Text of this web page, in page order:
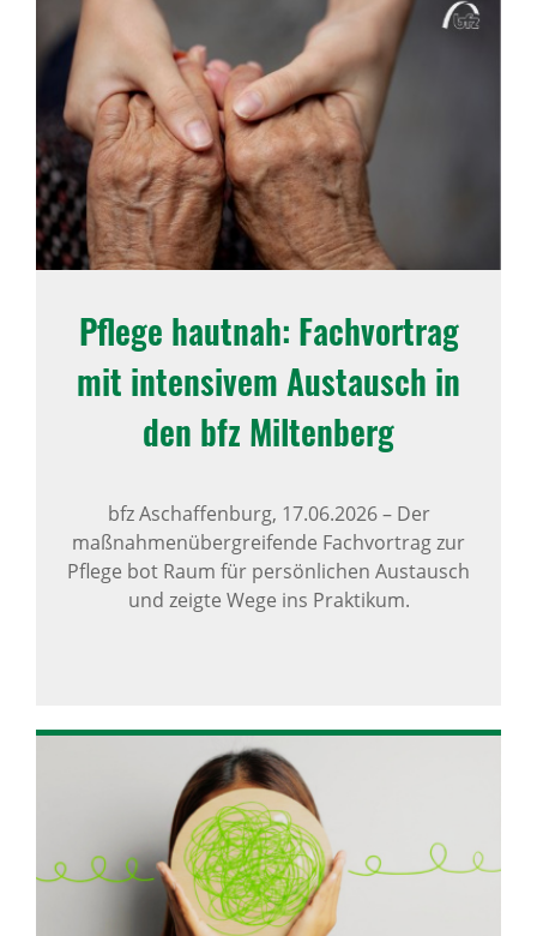
Pflege hautnah: Fach­vor­trag
mit inten­sivem Austausch in
den bfz Milten­berg
bfz Aschaffenburg, 17.06.2026–Der
maßnahmenübergreifende Fachvortrag zur
Pflege bot Raum für persönlichen Austausch
und zeigte Wege ins Praktikum.